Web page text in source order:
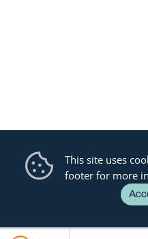
This site uses
footer for more